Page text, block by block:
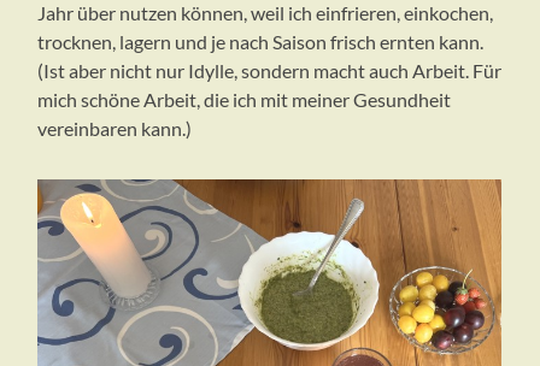
Jahr über nutzen können, weil ich einfrieren, einkochen,
trocknen, lagern und je nach Saison frisch ernten kann.
(Ist aber nicht nur Idylle, sondern macht auch Arbeit. Für
mich schöne Arbeit, die ich mit meiner Gesundheit
vereinbaren kann.)